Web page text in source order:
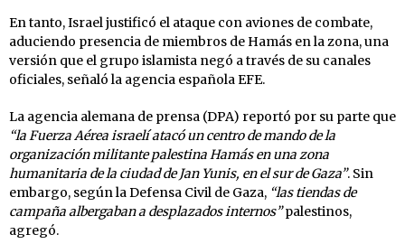
En tanto, Israel justificó el ataque con aviones de combate,
aduciendo presencia de miembros de Hamás en la zona, una
versión que el grupo islamista negó a través de su canales
oficiales, señaló la agencia española EFE.
La agencia alemana de prensa (DPA) reportó por su parte que
“la Fuerza Aérea israelí atacó un centro de mando de la
organización militante palestina Hamás en una zona
humanitaria de la ciudad de Jan Yunis, en el sur de Gaza”. Sin
embargo, según la Defensa Civil de Gaza, “las tiendas de
campaña albergaban a desplazados internos”palestinos,
agregó.